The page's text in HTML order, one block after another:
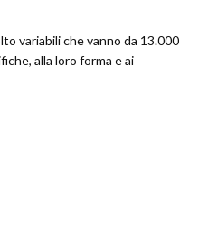
variabili che vanno da 13.000
alla loro forma e ai